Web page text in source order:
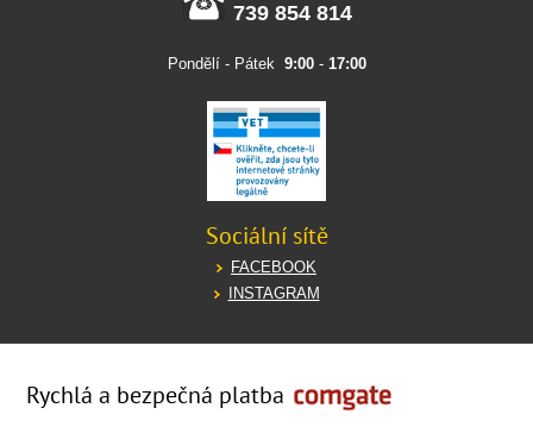
739 854 814
Pondělí - Pátek 9:00- 17:00
Sociální sítě
FACEBOOK
INSTAGRAM
Rychlá a bezpečná platba